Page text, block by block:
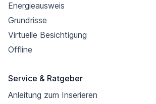
Energieausweis
Grundrisse
Virtuelle Besichtigung
Offline
Service & Ratgeber
Anleitung zum Inserieren